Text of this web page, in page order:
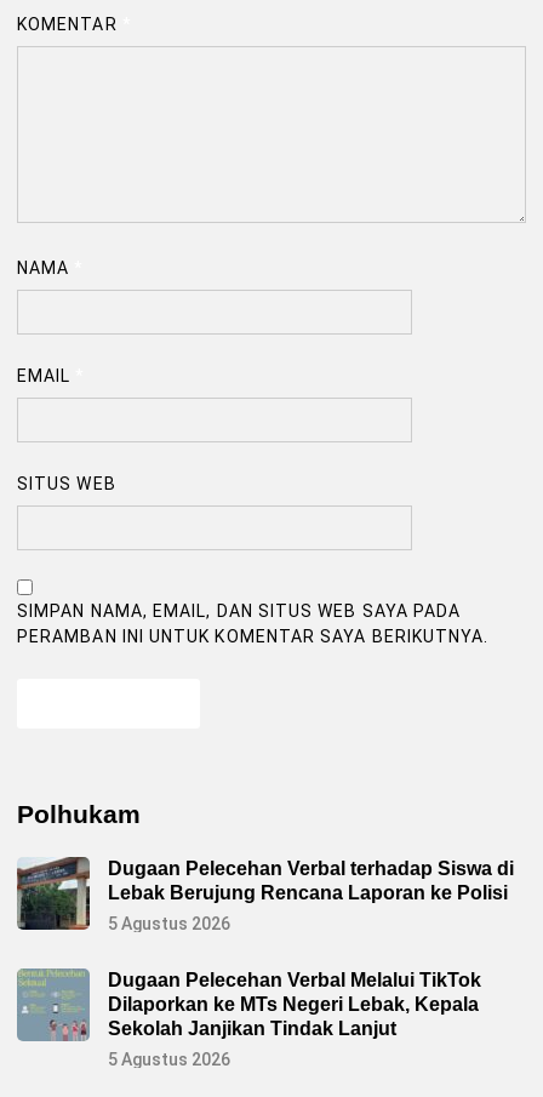
KOMENTAR
NAMA
EMAIL
SITUS WEB
SIMPAN NAMA, EMAIL, DAN SITUS WEB SAYA PADA
PERAMBAN INI UNTUK KOMENTAR SAYA BERIKUTNYA.
Polhukam
Dugaan Pelecehan Verbal terhadap Siswa di
Lebak Berujung Rencana Laporan ke Polisi
5 Agustus 2026
Dugaan Pelecehan Verbal Melalui TikTok
Dilaporkan ke MTs Negeri Lebak, Kepala
Sekolah Janjikan Tindak Lanjut
5 Agustus 2026